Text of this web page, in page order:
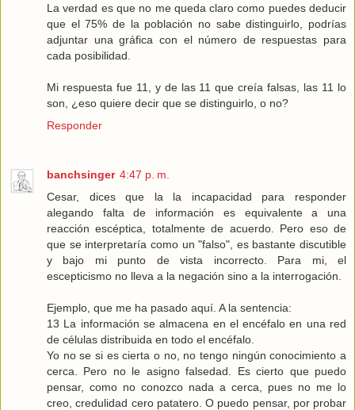
La verdad es que no me queda claro como puedes deducir
que el 75% de la población no sabe distinguirlo, podrías
adjuntar una gráfica con el número de respuestas para
cada posibilidad.
Mi respuesta fue 11, y de las 11 que creía falsas, las 11 lo
son, ¿eso quiere decir que se distinguirlo, o no?
Responder
banchsinger 4:47 p. m.
Cesar, dices que la la incapacidad para responder
alegando falta de información es equivalente a una
reacción escéptica, totalmente de acuerdo. Pero eso de
que se interpretaría como un "falso", es bastante discutible
y bajo mi punto de vista incorrecto. Para mi, el
escepticismo no lleva a la negación sino a la interrogación.
Ejemplo, que me ha pasado aquí. A la sentencia:
13 La información se almacena en el encéfalo en una red
de células distribuida en todo el encéfalo.
Yo no se si es cierta o no, no tengo ningún conocimiento a
cerca. Pero no le asigno falsedad. Es cierto que puedo
pensar, como no conozco nada a cerca, pues no me lo
creo, credulidad cero patatero. O puedo pensar, por probar